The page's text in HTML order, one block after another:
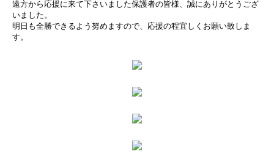
遠方から応援に来て下さいました保護者の皆様、誠にありがとうござ
いました。
明日も全勝できるよう努めますので、応援の程宜しくお願い致しま
す。